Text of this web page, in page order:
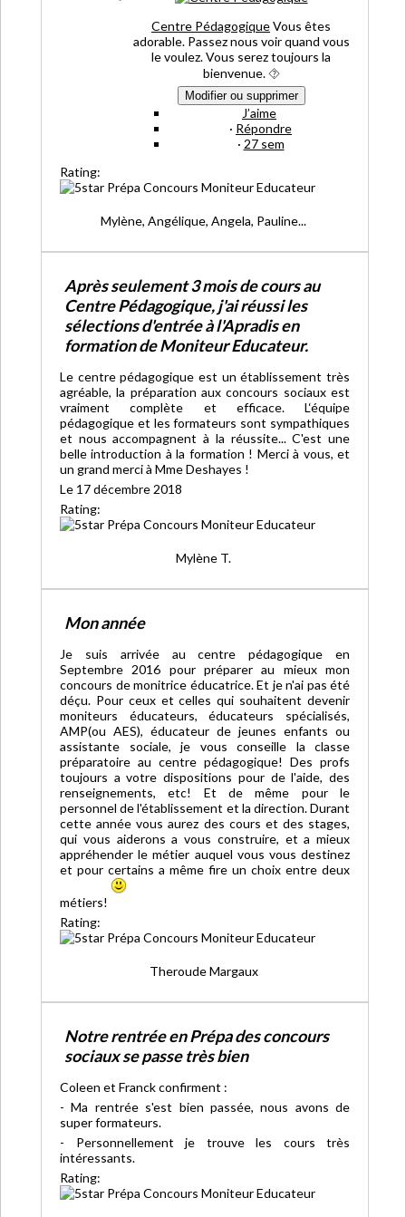
Centre PédagogiqueVous êtes
adorable. Passez nous voir quand vous
le voulez. Vous serez toujours la
bienvenue.⯑
Modifier ou supprimer
J’aime
· Répondre
· 27 sem
Mylène, Angélique, Angela, Pauline...
Après seulement 3 mois de cours au
Centre Pédagogique, j'ai réussi les
sélections d'entrée à l'Apradis en
formation de Moniteur Educateur.
Le centre pédagogique est un établissement très
agréable, la préparation aux concours sociaux est
vraiment complète et efficace. L‘équipe
pédagogique et les formateurs sont sympathiques
et nous accompagnent à la réussite... C'est une
belle introduction à la formation ! Merci à vous, et
un grand merci à Mme Deshayes !
Le 17 décembre 2018
Mylène T.
Mon année
Je suis arrivée au centre pédagogique en
Septembre 2016 pour préparer au mieux mon
concours de monitrice éducatrice. Et je n'ai pas été
déçu. Pour ceux et celles qui souhaitent devenir
moniteurs éducateurs, éducateurs spécialisés,
AMP(ou AES), éducateur de jeunes enfants ou
assistante sociale, je vous conseille la classe
préparatoire au centre pédagogique! Des profs
toujours a votre dispositions pour de l'aide, des
renseignements, etc! Et de même pour le
personnel de l'établissement et la direction. Durant
cette année vous aurez des cours et des stages,
qui vous aiderons a vous construire, et a mieux
appréhender le métier auquel vous vous destinez
et pour certains a même fire un choix entre deux
métiers!
Theroude Margaux
Notre rentrée en Prépa des concours
sociaux se passe très bien
Coleen et Franck confirment :
- Ma rentrée s'est bien passée, nous avons de
super formateurs.
- Personnellement je trouve les cours très
intéressants.